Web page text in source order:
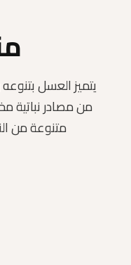
يتميز العسل
من مصادر نباتية
متنوعة من